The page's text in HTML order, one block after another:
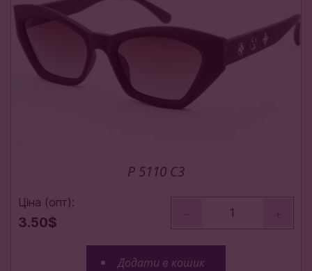
P 5110 C3
Ціна (опт):
3.50$
- +
Додати в кошик